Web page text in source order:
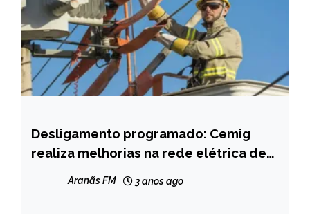
CAPELINHA
NOTÍCIAS
Desligamento programado: Cemig
realiza melhorias na rede elétrica de
Aranãs FM 3 anos ago